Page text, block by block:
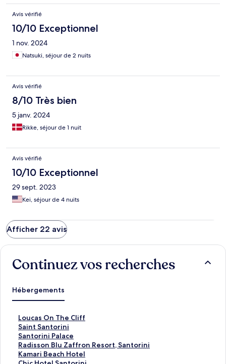
Avis vérifié
10/10 Exceptionnel
1 nov. 2024
Natsuki, séjour de 2 nuits
Avis vérifié
8/10 Très bien
5 janv. 2024
Rikke, séjour de 1 nuit
Avis vérifié
10/10 Exceptionnel
29 sept. 2023
Kei, séjour de 4 nuits
Afficher 22 avis
Continuez vos recherches
Hébergements
Loucas On The Cliff
L
i
e
n
o
Saint Santorini
L
i
e
n
Santorini Palace
L
i
e
Radisson Blu Zaffron Resort, Santorini
L
iKamari Beach Hotel
L